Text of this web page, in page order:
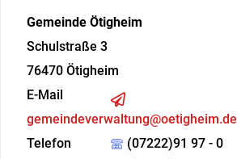
Gemeinde Ötigheim
Schulstraße 3
76470 Ötigheim
E-Mail
gemeindeverwaltung@oetigheim.de
Telefon
(07222)91 97 - 0